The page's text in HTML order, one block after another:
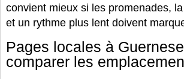
convient mieux si les promenades,
et un rythme plus lent doivent
Pages locales à
comparer les